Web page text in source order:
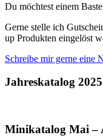
Du möchtest einem
Gerne stelle ich
up Produkten eingelöst
Schreibe mir gerne eine
Jahreskatalog
Minikatalog Mai –